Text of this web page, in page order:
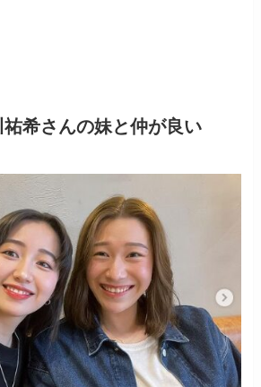
祐希さんの妹と仲が良い